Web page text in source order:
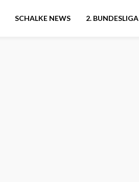
SCHALKE NEWS 2. BUNDESLIGA